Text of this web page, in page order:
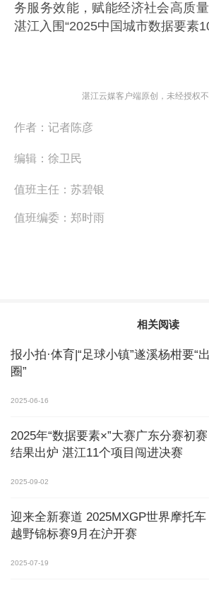
务服务效能，赋能经济社会高质
湛江入围“2025中国城市数据要素
湛江云媒客户端原创，未经授权
作者： 记者陈彦
编辑： 徐卫民
值班主任： 苏碧银
值班编委： 郑时雨
相关阅读
报小拍·体育|“足球小镇”遂溪杨柑要“出
圈”
2025-06-16
2025年“数据要素×”大赛广东分赛初赛
结果出炉 湛江11个项目闯进决赛
2025-09-02
迎来全新赛道 2025MXGP世界摩托车
越野锦标赛9月在沪开赛
2025-07-19